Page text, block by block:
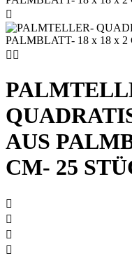

 
AUS
CM- 25



